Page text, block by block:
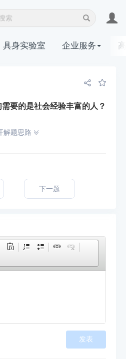
具身实验室 企业服务
要的是社会经验丰富的人？
解题思路
下一题
发表